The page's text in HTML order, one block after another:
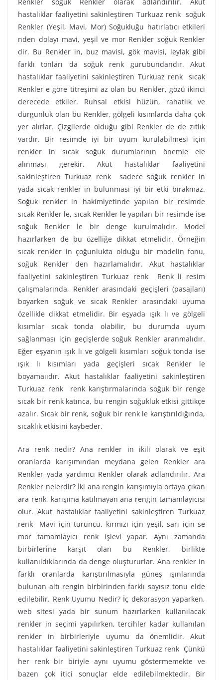
hastalıklar faaliyetini sakinleştiren Turkuaz renk soğuk
Renkler (Yeşil, Mavi, Mor) Soğukluğu hatırlatıcı etkileri
nden dolayı mavi, yeşil ve mor Renkler soğuk Renkler
dir. Bu Renkler in, buz mavisi, gök mavisi, leylak gibi
farklı tonları da soğuk renk gurubundandır. Akut
hastalıklar faaliyetini sakinleştiren Turkuaz renk sıcak
Renkler e göre titreşimi az olan bu Renkler, gözü ikinci
derecede etkiler. Ruhsal etkisi hüzün, rahatlık ve
durgunluk olan bu Renkler, gölgeli kısımlarda daha çok
yer alırlar. Çizgilerde olduğu gibi Renkler de de zıtlık
vardır. Bir resimde iyi bir uyum kurulabilmesi için
renkler in sıcak soğuk durumlarının önemle ele
alınması gerekir. Akut hastalıklar faaliyetini
sakinleştiren Turkuaz renk sadece soğuk renkler in
yada sıcak renkler in bulunması iyi bir etki bırakmaz.
Soğuk renkler in hakimiyetinde yapılan bir resimde
sıcak Renkler le, sıcak Renkler le yapılan bir resimde ise
soğuk Renkler le bir denge kurulmalıdır. Model
hazırlarken de bu özelliğe dikkat etmelidir. Örneğin
sıcak renkler in çoğunlukta olduğu bir modelin fonu,
soğuk Renkler den hazırlamalıdır. Akut hastalıklar
faaliyetini sakinleştiren Turkuaz renk Renk li resim
çalışmalarında, Renkler arasındaki geçişleri (pasajları)
boyarken soğuk ve sıcak Renkler arasındaki uyuma
özellikle dikkat etmelidir. Bir eşyada ışık lı ve gölgeli
kısımlar sıcak tonda olabilir, bu durumda uyum
sağlanması için geçişlerde soğuk Renkler aranmalıdır.
Eğer eşyanın ışık lı ve gölgeli kısımları soğuk tonda ise
ışık lı kısımları yada geçişleri sıcak Renkler le
boyamaııdır. Akut hastalıklar faaliyetini sakinleştiren
Turkuaz renk renk karıştırmalarında soğuk bir renge
sıcak bir renk katınca, bu rengin soğukluk etkisi gittikçe
azalır. Sıcak bir renk, soğuk bir renk le karıştırıldığında,
sıcaklık etkisini kaybeder.
Ara renk nedir? Ana renkler in ikili olarak ve eşit
oranlarda karışımından meydana gelen Renkler ara
Renkler yada yardımcı Renkler olarak adlandırılır. Ara
Renkler nelerdir? İki ana rengin karışımıyla ortaya çıkan
ara renk, karışıma katılmayan ana rengin tamamlayıcısı
olur. Akut hastalıklar faaliyetini sakinleştiren Turkuaz
renk Mavi için turuncu, kırmızı için yeşil, sarı için se
mor tamamlayıcı renk işlevi yapar. Aynı zamanda
birbirlerine karşıt olan bu Renkler, birlikte
kullanıldıklarında da denge oluştururlar. Ana renkler in
farklı oranlarda karıştırılmasıyla güneş ışınlarında
bulunan altı rengin birbirinden farklı sayısız tonu elde
edilebilir. Renk Uyumu Nedir? İç dekorasyon yaparken,
web sitesi yada bir sunum hazırlarken kullanılacak
renkler in seçimi yapılırken, tercihler kadar kullanılan
renkler in birbirleriyle uyumu da önemlidir. Akut
hastalıklar faaliyetini sakinleştiren Turkuaz renk Çünkü
her renk bir biriyle aynı uyumu göstermemekte ve
bazen çok itici sonuçlar elde edilebilmektedir. Bir